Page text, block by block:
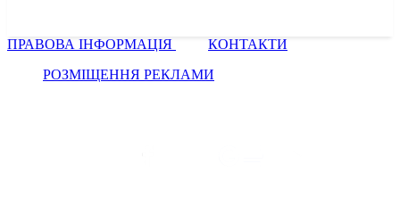
ПРАВОВА ІНФОРМАЦІЯ
КОНТАКТИ
РОЗМІЩЕННЯ РЕКЛАМИ